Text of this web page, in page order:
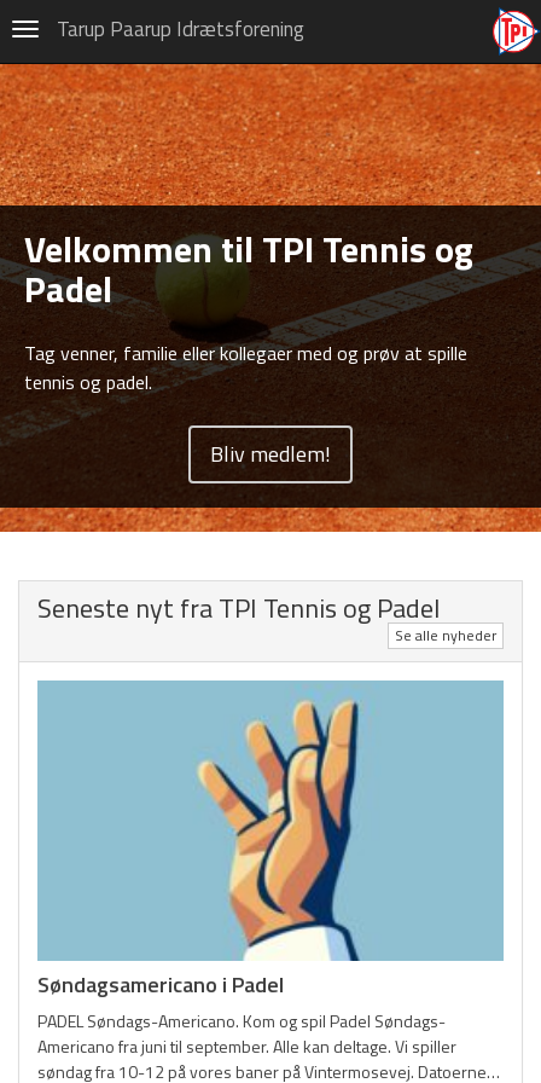
NavigationTarup Paarup Idrætsforening
Tennis og Padel
Om TPI Tennis og Padel
Kontingent, indmeldelse og
udmeldelse
Sponsorer
Banebooking
Kontakt til medlemmer
Træning – tider og priser 2026
Opslagstavle og Events!
Junior i TPI Tennis og Padel
60+ i TPI Tennis og Padel
Fyens Tennis Union
Turneringsholdene
Privatlivspolitik (GDPR)
Håndbold
Motion/Løb
Old boys
Velkommen til TPI Tennis og
Padel
Tag venner, familie eller kollegaer med og prøv at spille
tennis og padel.
Bliv medlem!
Seneste nyt fra TPI Tennis og Padel
Se alle nyheder
Søndagsamericano i Padel
PADEL Søndags-Americano. Kom og spil Padel Søndags-
Americano fra juni til september. Alle kan deltage. Vi spiller
søndag fra 10-12 på vores baner på Vintermosevej. Datoerne…